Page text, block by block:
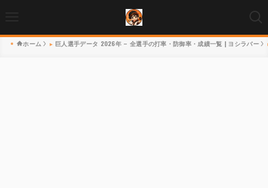
ホーム 巨人選手データ 2026年 – 全選手の打率・防御率・成績一覧 | ヨシラバー